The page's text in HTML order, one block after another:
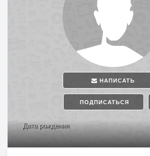
НАПИСАТЬ
ПОДПИСАТЬСЯ
Дата рождения